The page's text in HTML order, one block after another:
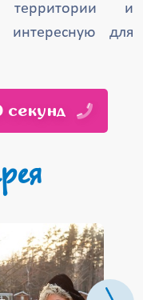
территории и
интересную для
секунд